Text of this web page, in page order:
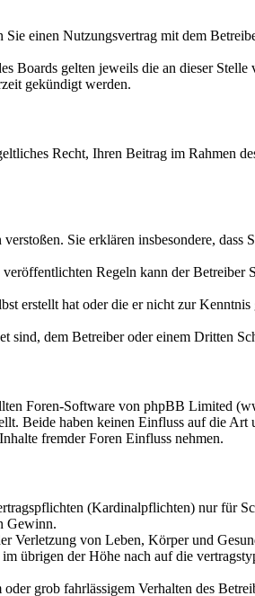
einen Nutzungsvertrag mit dem
Boards gelten jeweils die an dieser
gekündigt werden.
Recht, Ihren Beitrag im Rahmen
Sie erklären insbesondere, dass
Regeln kann der Betreiber
erstellt hat oder die er nicht zur Kenntnis
sind, dem Betreiber oder einem Dritten
Foren-Software von phpBB Limited
Beide haben keinen Einfluss auf die Art
fremder Foren Einfluss nehmen.
(Kardinalpflichten) nur für
Gewinn.
Verletzung von Leben, Körper und
übrigen der Höhe nach auf die
grob fahrlässigem Verhalten des